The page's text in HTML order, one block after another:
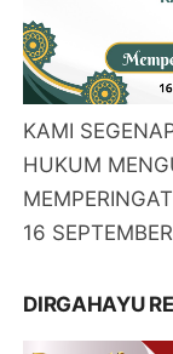
KAMI
HUKUM
16
DIRGAHAYU